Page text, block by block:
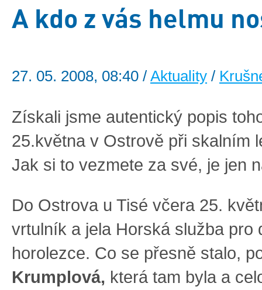
A kdo z vás helmu
27. 05. 2008, 08:40 / Aktuality /
Získali jsme autentický popis
25.května v Ostrově při skalním
Jak si to vezmete za své, je jen
Do Ostrova u Tisé včera 25.
vrtulník a jela Horská služba pro
horolezce. Co se přesně stalo,
Krumplová, která tam byla a